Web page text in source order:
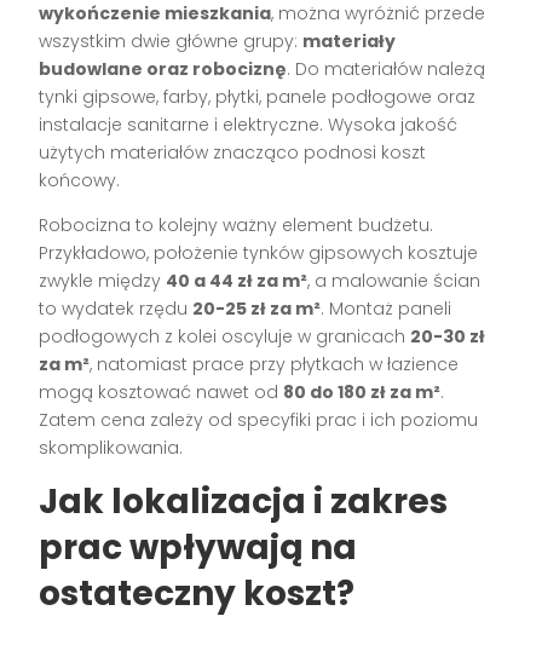
wykończenie mieszkania, można wyróżnić przede
wszystkim dwie główne grupy: materiały
budowlane oraz robociznę. Do materiałów należą
tynki gipsowe, farby, płytki, panele podłogowe oraz
instalacje sanitarne i elektryczne. Wysoka jakość
użytych materiałów znacząco podnosi koszt
końcowy.
Robocizna to kolejny ważny element budżetu.
Przykładowo, położenie tynków gipsowych kosztuje
zwykle między 40 a 44 zł za m², a malowanie ścian
to wydatek rzędu 20-25 zł za m². Montaż paneli
podłogowych z kolei oscyluje w granicach 20-30 zł
za m², natomiast prace przy płytkach w łazience
mogą kosztować nawet od 80 do 180 zł za m².
Zatem cena zależy od specyfiki prac i ich poziomu
skomplikowania.
Jak lokalizacja i zakres
prac wpływają na
ostateczny koszt?